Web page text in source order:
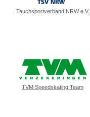
Tauchsportverband NRW e.V.
TVM Speedskating Team